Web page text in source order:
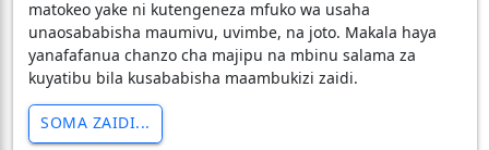
matokeo yake ni kutengeneza mfuko wa usaha
unaosababisha maumivu, uvimbe, na joto. Makala haya
yanafafanua chanzo cha majipu na mbinu salama za
kuyatibu bila kusababisha maambukizi zaidi.
SOMA ZAIDI...